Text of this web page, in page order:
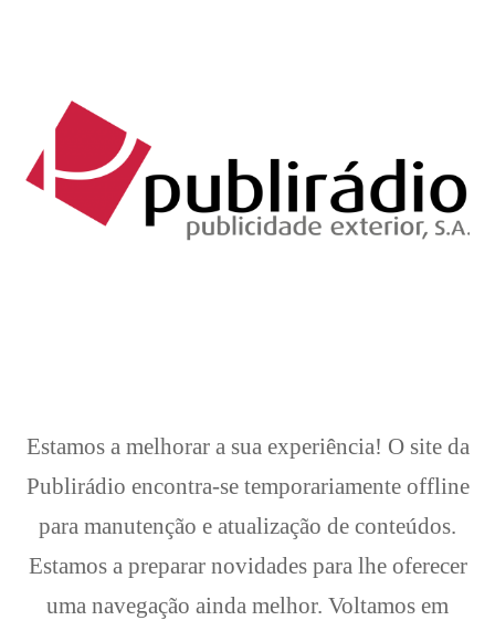
Estamos a melhorar a sua experiência! O site da
Publirádio encontra-se temporariamente offline
para manutenção e atualização de conteúdos.
Estamos a preparar novidades para lhe oferecer
uma navegação ainda melhor. Voltamos em